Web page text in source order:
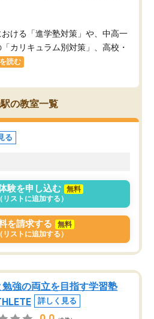
ける「進学塾対策」や、中高一
カリキュラム別対策」、高校・
読む
の教室一覧
る
験を申し込む
無料
（リストに追加する）
を請求する
無料
（リストに追加する）
勉強の両立を目指す学習塾
詳しく見る